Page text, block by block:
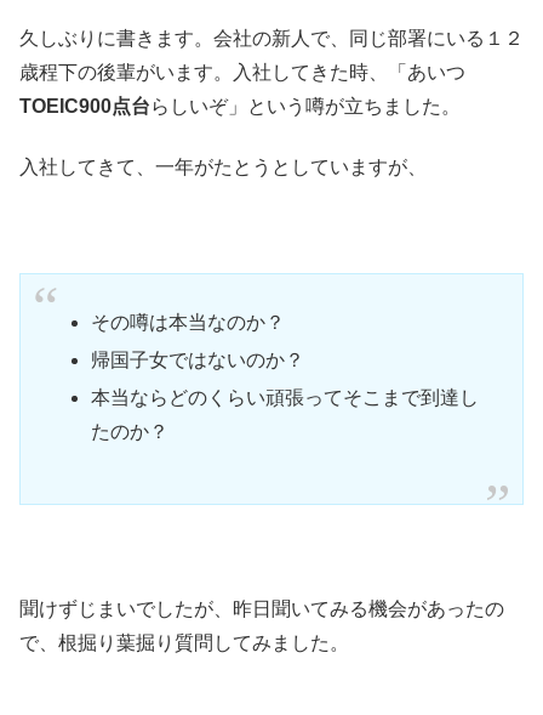
久しぶりに書きます。会社の新人で、同じ部署にいる１２
歳程下の後輩がいます。入社してきた時、「あいつ
TOEIC900点台らしいぞ」という噂が立ちました。
入社してきて、一年がたとうとしていますが、
その噂は本当なのか？
帰国子女ではないのか？
本当ならどのくらい頑張ってそこまで到達し
たのか？
聞けずじまいでしたが、昨日聞いてみる機会があったの
で、根掘り葉掘り質問してみました。